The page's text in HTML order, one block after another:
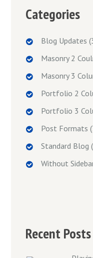
Categories
Blog Updates
Masonry 2
Masonry 3
Portfolio 2
Portfolio 3
Post Formats
Standard Blog
Without
Recent Posts